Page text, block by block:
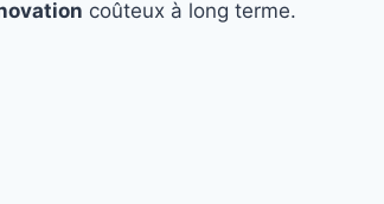
coûteux à long terme.